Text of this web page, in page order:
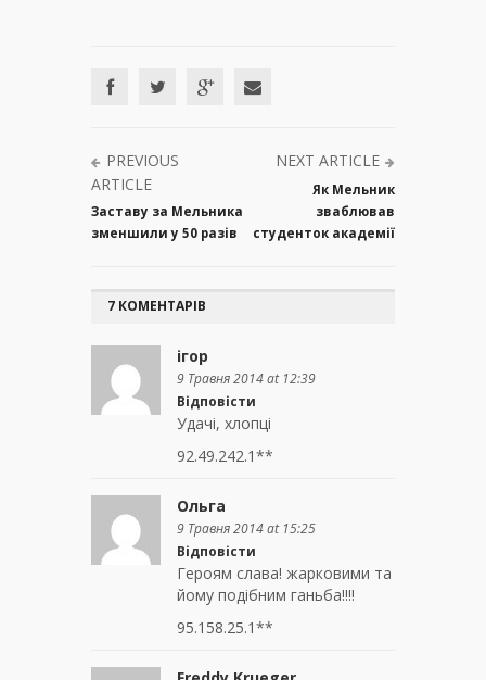
PREVIOUS
ARTICLE
Заставу за Мельника
зменшили у 50 разів
NEXT ARTICLE
Як Мельник
зваблював
студенток академії
7 КОМЕНТАРІВ
ігор
9 Травня 2014 at 12:39
Відповісти
Удачі, хлопці
92.49.242.1**
Ольга
9 Травня 2014 at 15:25
Відповісти
Героям слава! жарковими та
йому подібним ганьба!!!!
95.158.25.1**